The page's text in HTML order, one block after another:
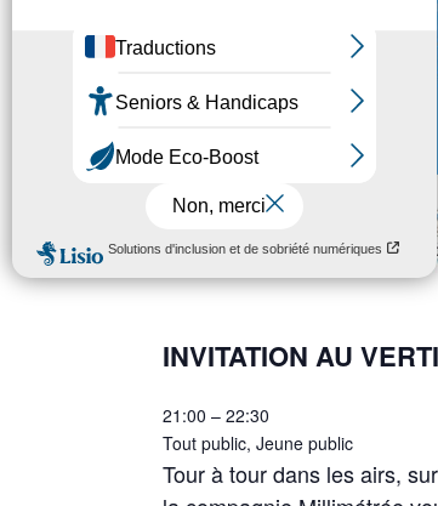
INVITATION AU
21:00 – 22:30
Tout public, Jeune public
Tour à tour dans les airs,